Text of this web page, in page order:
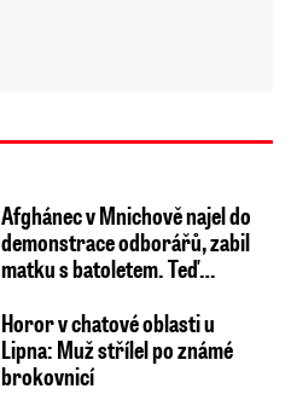
Afghánec v Mnichově najel do
demonstrace odborářů, zabil
matku s batoletem. Teď…
Horor v chatové oblasti u
Lipna: Muž střílel po známé
brokovnicí